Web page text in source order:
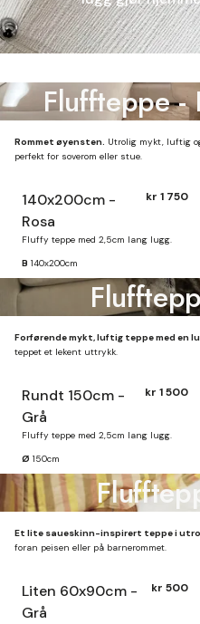
Fluffteppe
Rommet øyensten. Utrolig mykt, luftig
perfekt for soverom eller stue.
Finnes på lager
140x200cm -
Rosa
kr 1 750
Fluffy teppe med 2,5cm lang lugg.
B 140x200cm
Forførende mykt, luftig teppe med en
teppet et lekent uttrykk.
Rundt 150cm -
Grå
kr 1 500
Fluffy teppe med 2,5cm lang lugg.
Ø 150cm
Et lite saueskinn-inspirert teppe i
foran peisen eller på barnerommet.
Liten 60x90cm -
Grå
kr 500